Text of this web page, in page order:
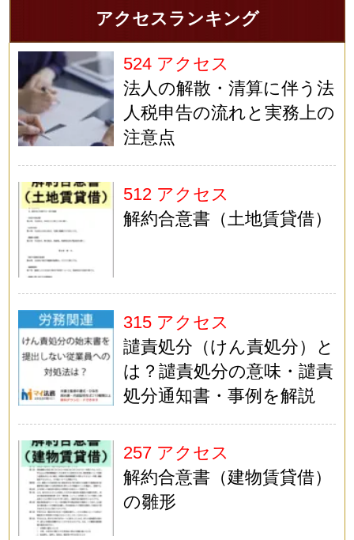
アクセスランキング
524 アクセス
法人の解散・清算に伴う法
人税申告の流れと実務上の
注意点
512 アクセス
解約合意書（土地賃貸借）
315 アクセス
譴責処分（けん責処分）と
は？譴責処分の意味・譴責
処分通知書・事例を解説
257 アクセス
解約合意書（建物賃貸借）
の雛形